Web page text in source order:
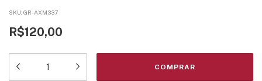
SKU: GR-AXM337
R$120,00